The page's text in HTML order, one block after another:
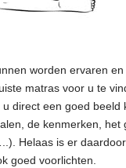
worden ervaren
matras voor u te
direct een goed
de kenmerken,
Helaas is er
goed voorlichten.